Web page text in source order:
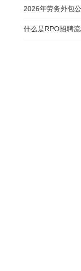
2026年劳务外包
什么是RPO招聘